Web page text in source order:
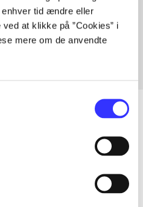
tid ændre eller
at klikke på ”Cookies” i
mere om de anvendte
emner